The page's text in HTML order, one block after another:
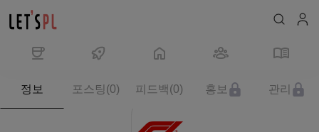
서
정보 포스팅(0) 피드백 (0) 홍보 관리